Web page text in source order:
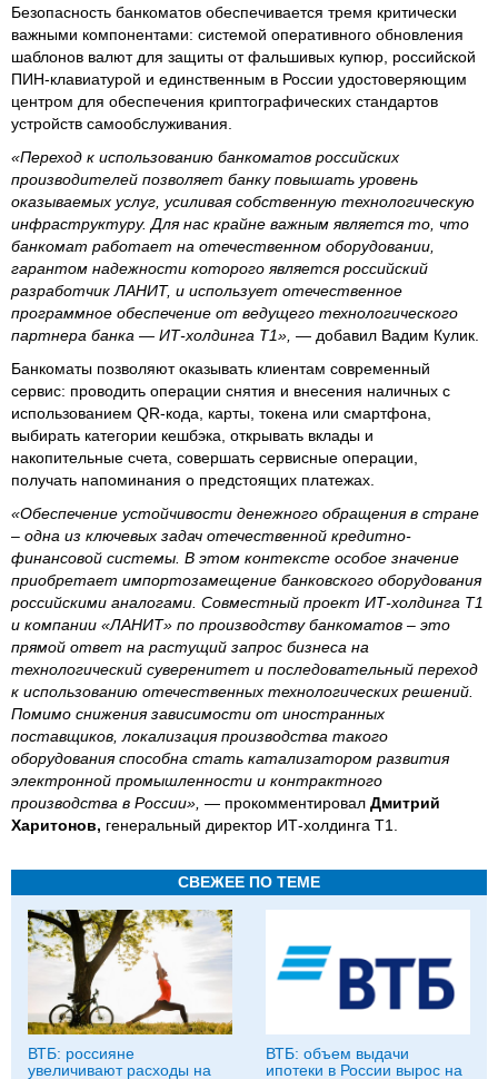
Безопасность банкоматов обеспечивается тремя критически
важными компонентами: системой оперативного обновления
шаблонов валют для защиты от фальшивых купюр, российской
ПИН-клавиатурой и единственным в России удостоверяющим
центром для обеспечения криптографических стандартов
устройств самообслуживания.
«Переход к использованию банкоматов российских
производителей позволяет банку повышать уровень
оказываемых услуг, усиливая собственную технологическую
инфраструктуру. Для нас крайне важным является то, что
банкомат работает на отечественном оборудовании,
гарантом надежности которого является российский
разработчик ЛАНИТ, и использует отечественное
программное обеспечение от ведущего технологического
партнера банка — ИТ-холдинга Т1», — добавил Вадим Кулик.
Банкоматы позволяют оказывать клиентам современный
сервис: проводить операции снятия и внесения наличных с
использованием QR-кода, карты, токена или смартфона,
выбирать категории кешбэка, открывать вклады и
накопительные счета, совершать сервисные операции,
получать напоминания о предстоящих платежах.
«Обеспечение устойчивости денежного обращения в стране
– одна из ключевых задач отечественной кредитно-
финансовой системы. В этом контексте особое значение
приобретает импортозамещение банковского оборудования
российскими аналогами. Совместный проект ИТ-холдинга Т1
и компании «ЛАНИТ» по производству банкоматов – это
прямой ответ на растущий запрос бизнеса на
технологический суверенитет и последовательный переход
к использованию отечественных технологических решений.
Помимо снижения зависимости от иностранных
поставщиков, локализация производства такого
оборудования способна стать катализатором развития
электронной промышленности и контрактного
производства в России», — прокомментировал Дмитрий
Харитонов, генеральный директор ИТ-холдинга Т1.
СВЕЖЕЕ ПО ТЕМЕ
ВТБ: россияне
увеличивают расходы на
ВТБ: объем выдачи
ипотеки в России вырос на